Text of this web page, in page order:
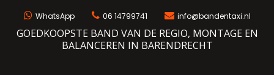
WhatsApp 06 14799741 info@bandentaxi.nl
GOEDKOOPSTE BAND VAN DE REGIO, MONTAGE EN
BALANCEREN IN BARENDRECHT